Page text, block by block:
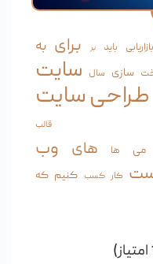
بازاریابی باید بر برای به
سازی سال سایت
طراحی سایت
قالب
می ها های وب
کار کسب کنیم که